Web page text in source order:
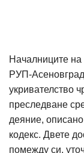
Началниците
РУП-
укривателство
преследване
деяние,
кодекс. Двете
помежду си,